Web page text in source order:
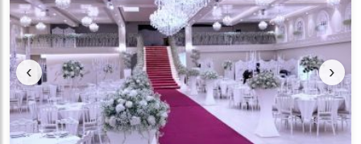
‹ ›